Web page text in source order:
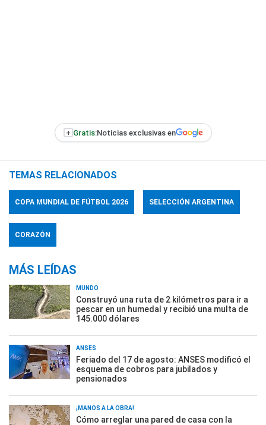
+ Gratis:Noticias exclusivas en
TEMAS RELACIONADOS
COPA MUNDIAL DE FÚTBOL 2026 SELECCIÓN ARGENTINA
CORAZÓN
MÁS LEÍDAS
MUNDO
Construyó una ruta de 2 kilómetros para ir a
pescar en un humedal y recibió una multa de
145.000 dólares
ANSES
Feriado del 17 de agosto: ANSES modificó el
esquema de cobros para jubilados y
pensionados
¡MANOS A LA OBRA!
Cómo arreglar una pared de casa con la